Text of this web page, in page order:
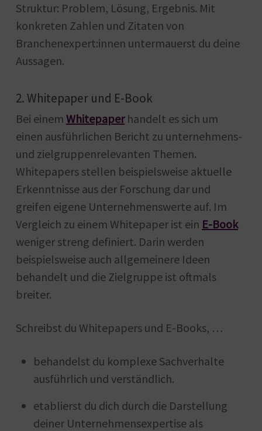
Struktur: Problem, Lösung, Ergebnis. Mit
konkreten Zahlen und Zitaten von
Branchenexpert:innen untermauerst du deine
Aussagen.
2. Whitepaper und E-Book
Bei einem Whitepaperhandelt es sich um
einen ausführlichen Bericht zu unternehmens-
und zielgruppenrelevanten Themen.
Whitepapers stellen beispielsweise aktuelle
Erkenntnisse aus der Forschung dar und
greifen eigene Unternehmenswerte auf. Im
Vergleich zu einem Whitepaper ist ein E-Book
weniger streng definiert. Darin werden
beispielsweise auch allgemeinere Ideen
behandelt und die Zielgruppe ist oftmals
breiter.
Schreibst du Whitepapers und E-Books, …
behandelst du komplexe Sachverhalte
ausführlich und verständlich.
etablierst du dich durch die Darstellung
deiner Unternehmensexpertise als